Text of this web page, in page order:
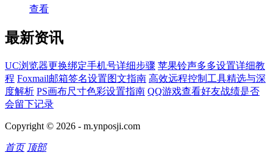
查看
最新资讯
UC浏览器更换绑定手机号详细步骤 苹果铃声多多设置详细教
程 Foxmail邮箱签名设置图文指南 高效远程控制工具精选与深
度解析 PS画布尺寸色彩设置指南 QQ游戏查看好友战绩是否
会留下记录
Copyright © 2026 - m.ynposji.com
首页 顶部